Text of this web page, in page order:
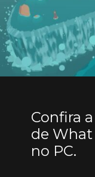
Confira
de What
no PC.